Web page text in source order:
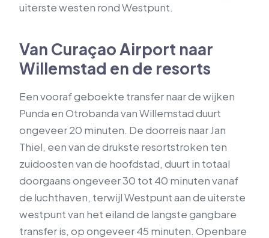
uiterste westen rond Westpunt.
Van Curaçao Airport naar
Willemstad en de resorts
Een vooraf geboekte transfer naar de wijken
Punda en Otrobanda van Willemstad duurt
ongeveer 20 minuten. De doorreis naar Jan
Thiel, een van de drukste resortstroken ten
zuidoosten van de hoofdstad, duurt in totaal
doorgaans ongeveer 30 tot 40 minuten vanaf
de luchthaven, terwijl Westpunt aan de uiterste
westpunt van het eiland de langste gangbare
transfer is, op ongeveer 45 minuten. Openbare